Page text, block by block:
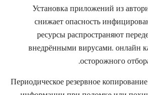
Установка приложений из
снижает опасность
ресурсы распространяют
внедрёнными вирусами. онлайн
осторожного
Периодическое резервное